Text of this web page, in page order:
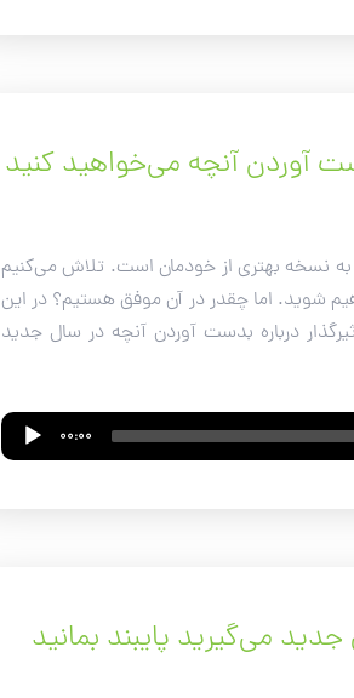
آوردن آنچه می‌خواهید کنید
نسخه بهتری از خودمان است. تلاش می‌کنیم
شوید. اما چقدر در آن موفق هستیم؟ در این
در کنار معرفی کتاب ۷ عادت افراد تاثیرگذار درباره بدست آوردن آنچه در سال جدید
00:00